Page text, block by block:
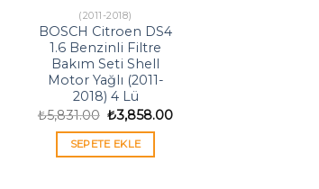
(2011-2018)
BOSCH Citroen DS4
1.6 Benzinli Filtre
Bakım Seti Shell
Motor Yağlı (2011-
2018) 4 Lü
₺5,831.00 Orijinal
fiyat:
₺5,831.00.
₺3,858.00Şu
SEPETE EKLE